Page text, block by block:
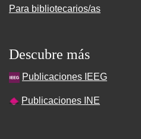
Para bibliotecarios/as
Descubre más
Publicaciones IEEG
Publicaciones INE